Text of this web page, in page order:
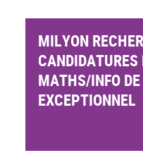
MILYON
CANDIDATURES
MATHS/INFO
EXCEPTIONNEL